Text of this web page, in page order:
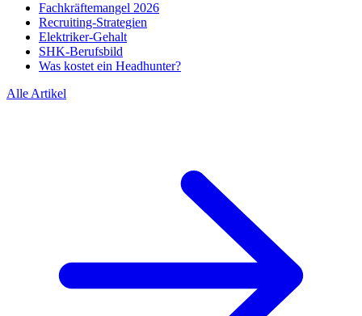
Fachkräftemangel 2026
Recruiting-Strategien
Elektriker-Gehalt
SHK-Berufsbild
Was kostet ein Headhunter?
Alle Artikel